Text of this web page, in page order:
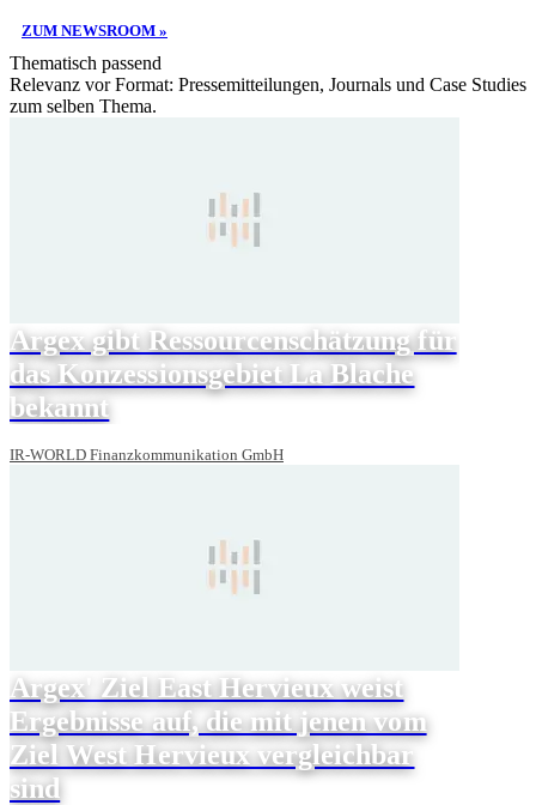
ZUM NEWSROOM »
Thematisch passend
Relevanz vor Format: Pressemitteilungen, Journals und Case Studies
zum selben Thema.
Argex gibt Ressourcenschätzung für
das Konzessionsgebiet La Blache
bekannt
IR-WORLD Finanzkommunikation GmbH
Argex' Ziel East Hervieux weist
Ergebnisse auf, die mit jenen vom
Ziel West Hervieux vergleichbar
sind